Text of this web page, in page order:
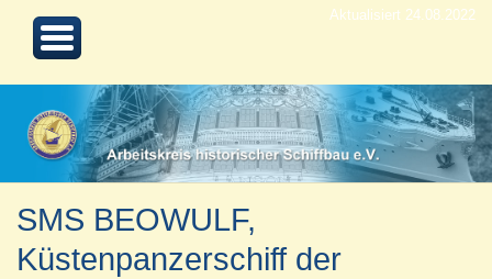
Aktualisiert 24.08.2022
SMS BEOWULF,
Küstenpanzerschiff der